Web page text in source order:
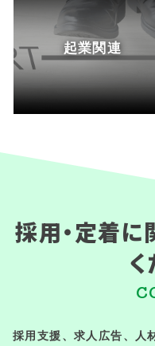
起業関連
採用・定着に
く
採用支援、求人広告、人